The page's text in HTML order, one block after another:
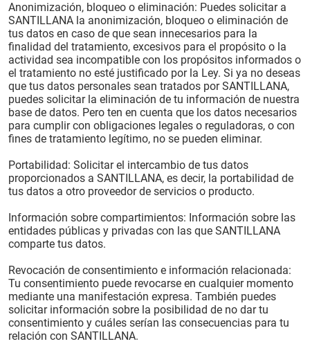
Anonimización, bloqueo o eliminación: Puedes solicitar a
SANTILLANA la anonimización, bloqueo o eliminación de
tus datos en caso de que sean innecesarios para la
finalidad del tratamiento, excesivos para el propósito o la
actividad sea incompatible con los propósitos informados o
el tratamiento no esté justificado por la Ley. Si ya no deseas
que tus datos personales sean tratados por SANTILLANA,
puedes solicitar la eliminación de tu información de nuestra
base de datos. Pero ten en cuenta que los datos necesarios
para cumplir con obligaciones legales o reguladoras, o con
fines de tratamiento legítimo, no se pueden eliminar.
Portabilidad: Solicitar el intercambio de tus datos
proporcionados a SANTILLANA, es decir, la portabilidad de
tus datos a otro proveedor de servicios o producto.
Información sobre compartimientos: Información sobre las
entidades públicas y privadas con las que SANTILLANA
comparte tus datos.
Revocación de consentimiento e información relacionada:
Tu consentimiento puede revocarse en cualquier momento
mediante una manifestación expresa. También puedes
solicitar información sobre la posibilidad de no dar tu
consentimiento y cuáles serían las consecuencias para tu
relación con SANTILLANA.